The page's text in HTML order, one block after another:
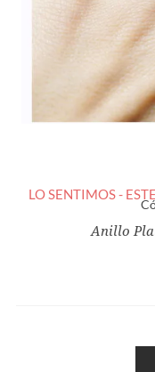
LO SENTIMOS -
Anillo